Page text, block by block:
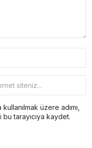
üzere adımı,
tarayıcıya kaydet.